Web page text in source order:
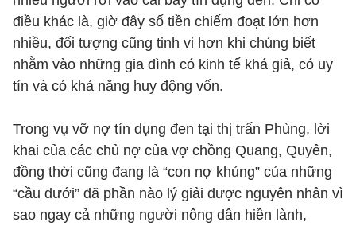
điều khác là, giờ đây số tiền chiếm đoạt lớn hơn
nhiều, đối tượng cũng tinh vi hơn khi chúng biết
nhằm vào những gia đình có kinh tế khá giả, có uy
tín và có khả năng huy động vốn.
Trong vụ vỡ nợ tín dụng đen tại thị trấn Phùng, lời
khai của các chủ nợ của vợ chồng Quang, Quyên,
đồng thời cũng đang là “con nợ khủng” của những
“cầu dưới” đã phần nào lý giải được nguyên nhân vì
sao ngay cả những người nông dân hiền lành,